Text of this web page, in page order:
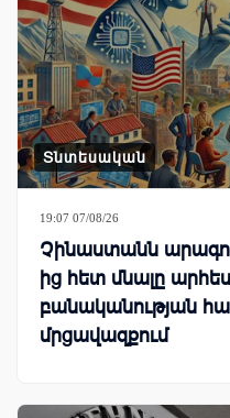
Տնտեսական
19:07 07/08/26
Չինաստանն
ից հետ մնալը
բանականության
մրցավազքում